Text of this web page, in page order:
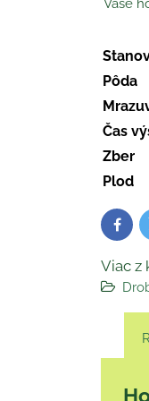
Vaše
Pôda
Čas
Zber
Plod
Viac z